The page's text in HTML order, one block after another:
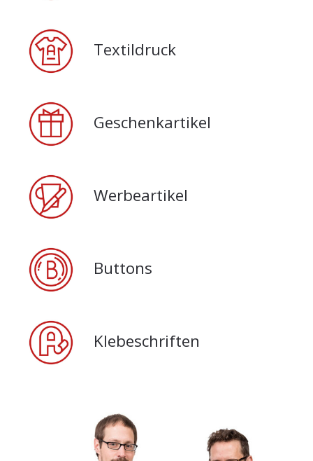
Textildruck
Geschenkartikel
Werbeartikel
Buttons
Klebeschriften